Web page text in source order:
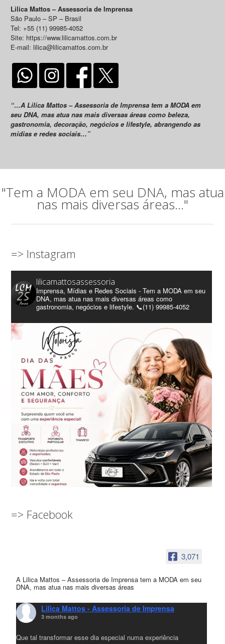
Lilica Mattos – Assessoria de Imprensa
São Paulo – SP – Brasil
Tel: +55 (11) 99985-4052
Site: https://www.lilicamattos.com.br
E-mail: lilica@lilicamattos.com.br
“…A Lilica Mattos – Assessoria de Imprensa tem a MODA em
seu DNA, mas atua nas mais diversas áreas como beleza,
gastronomia, decoração, negócios e lifestyle, abrangendo as
mídias e redes sociais…”
"Tem a MODA em seu DNA, mas atua
nas mais diversas áreas..."
=> Instagram
lilicamattosassessoria
Imprensa, Mídias e Redes Sociais - Tem a MODA em seu
DNA, mas atua nas mais diversas áreas como
gastronomia, negócios e lifestyle. 📞(11) 99985-4052
=> Facebook
3,071
A Lilica Mattos – Assessoria de Imprensa tem a MODA em seu
DNA, mas atua nas mais diversas áreas
Lilica Mattos - Assessoria de Imprensa
3 months ago
Que tal transformar esse dia especial numa experiência